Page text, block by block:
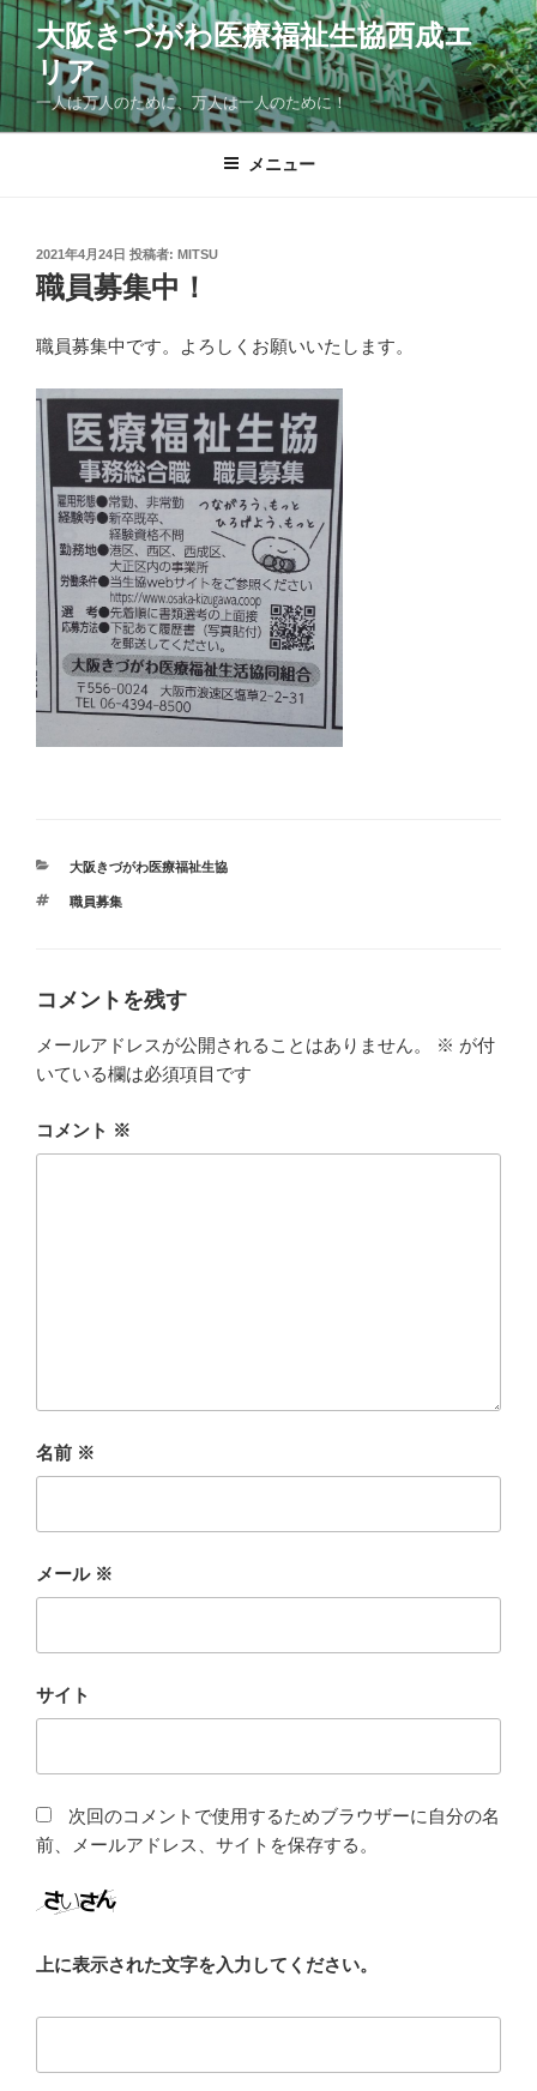
コ
ン
テ
ン
ツ
大阪きづがわ医療福祉生協西成エ
リア
一人は万人のために、万人は一人のために！
メニュー
投
稿
日:
2021年4月24日 投稿者: MITSU
職員募集中！
職員募集中です。よろしくお願いいたします。
カ
ゴ
大阪きづがわ医療福祉生協
タ
職員募集
コメントを残す
メールアドレスが公開されることはありません。 ※ が付
いている欄は必須項目です
コメント ※
名前 ※
メール ※
サイト
次回のコメントで使用するためブラウザーに自分の名
前、メールアドレス、サイトを保存する。
上に表示された文字を入力してください。